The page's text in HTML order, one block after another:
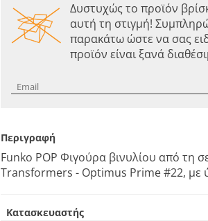
Δυστυχώς το προϊόν
αυτή τη στιγμή!
παρακάτω ώστε να σας
προϊόν είναι ξανά
Περιγραφή
Funko POP Φιγούρα βινυλίου από τη
Transformers - Optimus Prime #22, με
Κατασκευαστής